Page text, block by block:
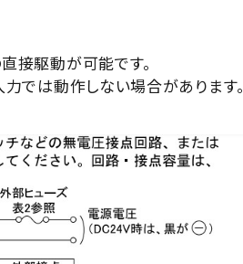
接駆動が可能です。
では動作しない場合があります。